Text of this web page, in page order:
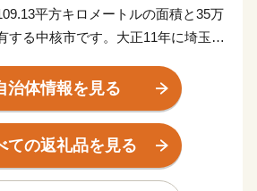
平方キロメートルの面積と35万
する中核市です。大正11年に埼玉県
要衝、入間地域の政治の中心として
、平安時代には桓武平氏の流れをく
治体情報を見る
ての返礼品を見る